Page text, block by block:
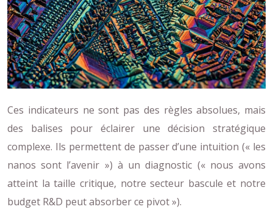
Ces indicateurs ne sont pas des règles absolues, mais
des balises pour éclairer une décision stratégique
complexe. Ils permettent de passer d’une intuition (« les
nanos sont l’avenir ») à un diagnostic (« nous avons
atteint la taille critique, notre secteur bascule et notre
budget R&D peut absorber ce pivot »).